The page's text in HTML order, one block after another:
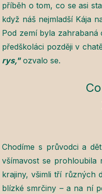
příběh o tom, co se asi
když náš nejmladší Kája
Pod zemí byla zahrabaná
předškoláci později v
rys,"ozvalo se.
Chodíme s průvodci a
všímavost se prohloubila
krajiny, všimli tří různých
blízké smrčiny – a na ní